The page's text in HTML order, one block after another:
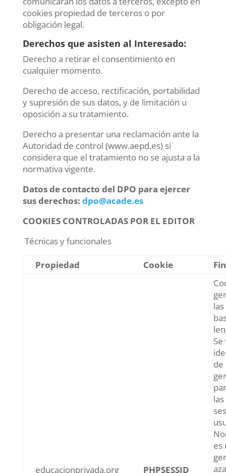
cookies propiedad de terceros o por
obligación legal.
Derechos que asisten al Interesado:
Derecho a retirar el consentimiento en
cualquier momento.
Derecho de acceso, rectificación, portabilidad
y supresión de sus datos, y de limitación u
oposición a su tratamiento.
Derecho a presentar una reclamación ante la
Autoridad de control (www.aepd.es) si
considera que el tratamiento no se ajusta a la
normativa vigente.
Datos de contacto del DPO para ejercer
sus derechos: dpo@acade.es
COOKIES CONTROLADAS POR EL EDITOR
Técnicas y funcionales
Propiedad Cookie
educacionprivada.org PHPSESSID
de
es